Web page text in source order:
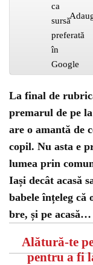
La final de
premarul de pe
are o amantă de
copil. Nu asta e
lumea prin
Iași decât acasă
babele înțeleg că
bre, și pe acasă…
Alătură-te
pentru a fi